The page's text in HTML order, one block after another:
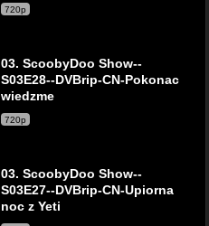
720p
03. ScoobyDoo Show--
S03E28--DVBrip-CN-Pokonac
wiedzme
720p
03. ScoobyDoo Show--
S03E27--DVBrip-CN-Upiorna
noc z Yeti